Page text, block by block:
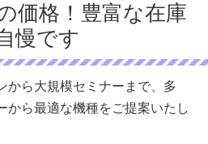
価格！豊富な在庫
慢です
から大規模セミナーまで、多
から最適な機種をご提案いたし